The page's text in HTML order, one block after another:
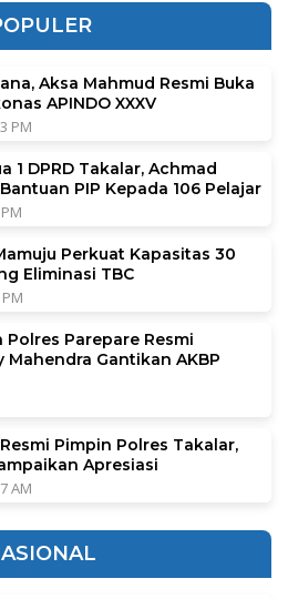
Aksa Mahmud Resmi Buka
APINDO XXXV
PM
1 DPRD Takalar, Achmad
PIP Kepada 106 Pelajar
Perkuat Kapasitas 30
Eliminasi TBC
Parepare Resmi
Mahendra Gantikan AKBP
Pimpin Polres Takalar,
Apresiasi
AM